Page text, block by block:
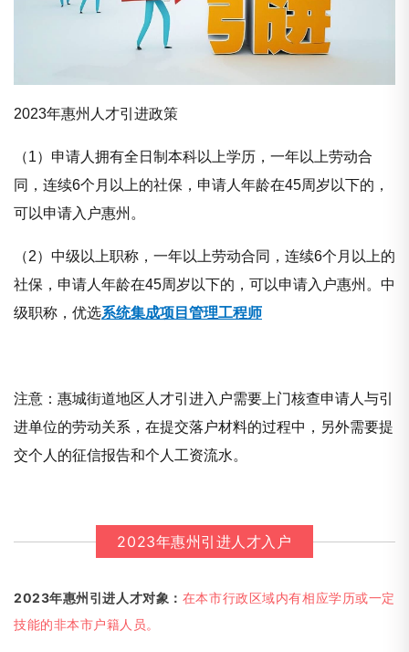
2023年惠州人才引进政策
（1）申请人拥有全日制本科以上学历， 一年以上劳动合
同，连续6个月以上的社保，申请人年龄在45周岁以下的，
可以申请入户惠州 。
（2）中级以上职称， 一年以上劳动合同，连续6个月以上的
社保，申请人年龄在45周岁以下的，可以申请入户惠州。中
级职称，优选系统集成项目管理工程师
注意：惠城街道地区人才引进入户需要上门核查申请人与引
进单位的劳动关系，在提交落户材料的过程中，另外需要提
交个人的征信报告和个人工资流水。
2023年惠州引进人才入户
2023年惠州引进人才对象： 在本市行政区域内有相应学历或一定
技能的非本市户籍人员。